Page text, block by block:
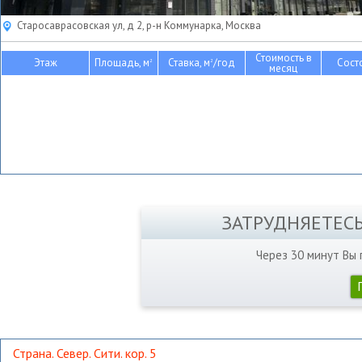
Старосаврасовская ул, д 2, р-н Коммунарка, Москва
Этаж Площадь, м2 Ставка, м2/год Стоимость в
месяц
Через 30 минут Вы
Страна. Север. Сити. кор. 5